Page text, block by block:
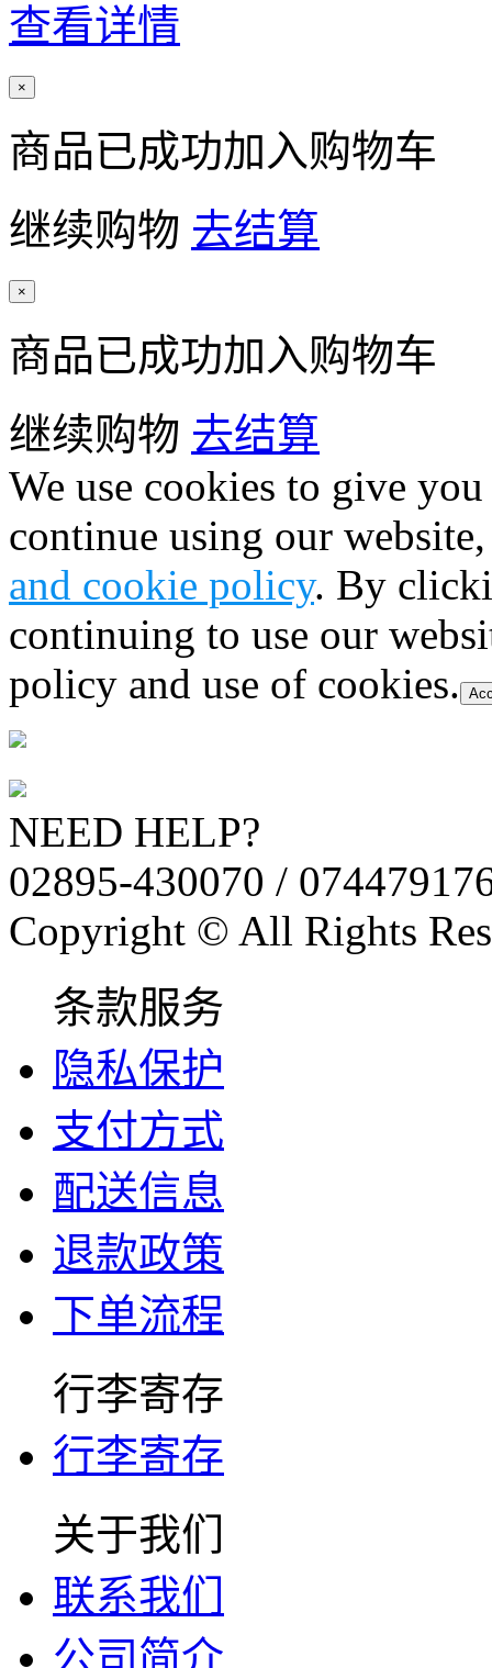
查看详情
×
商品已成功加入购物车
继续购物 去结算
×
商品已成功加入购物车
继续购物 去结算
We use cookies to give
continue using our
and cookie policy. By
continuing to use our
policy and use of cookies.
NEED HELP?
02895-430070 /
Copyright © All Rights
条款服务
隐私保护
支付方式
配送信息
退款政策
下单流程
行李寄存
行李寄存
关于我们
联系我们
公司简介